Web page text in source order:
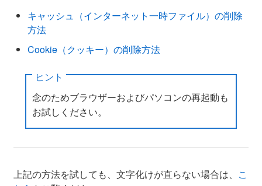
キャッシュ（インターネット一時ファイル）の削除
方法
Cookie（クッキー）の削除方法
ヒント
念のためブラウザーおよびパソコンの再起動も
お試しください。
上記の方法を試しても、文字化けが直らない場合は、 こ